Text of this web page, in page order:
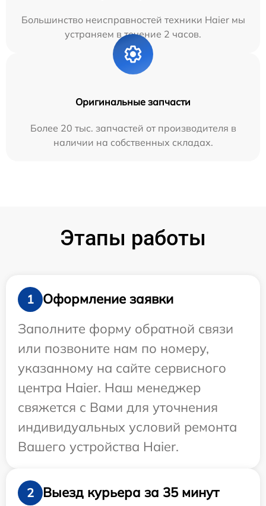
Большинство неисправностей техники Haier мы
устраняем в течение 2 часов.
Оригинальные запчасти
Более 20 тыс. запчастей от производителя в
наличии на собственных складах.
Этапы работы
1
Оформление заявки
Заполните форму обратной связи
или позвоните нам по номеру,
указанному на сайте сервисного
центра Haier. Наш менеджер
свяжется с Вами для уточнения
индивидуальных условий ремонта
Вашего устройства Haier.
2 Выезд курьера за 35 минут